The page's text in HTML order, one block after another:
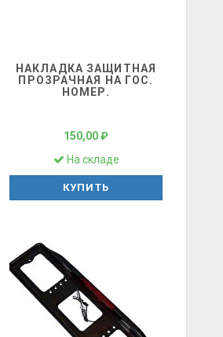
НАКЛАДКА ЗАЩИТНАЯ
ПРОЗРАЧНАЯ НА ГОС.
НОМЕР.
150,00 ₽
На складе
КУПИТЬ